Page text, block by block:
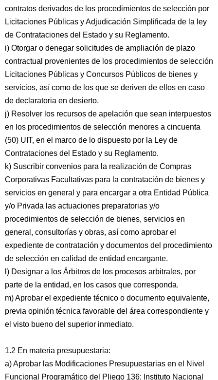
contratos derivados de los procedimientos de selección por
Licitaciones Públicas y Adjudicación Simplificada de la ley
de Contrataciones del Estado y su Reglamento.
i) Otorgar o denegar solicitudes de ampliación de plazo
contractual provenientes de los procedimientos de selección
Licitaciones Públicas y Concursos Públicos de bienes y
servicios, así como de los que se deriven de ellos en caso
de declaratoria en desierto.
j) Resolver los recursos de apelación que sean interpuestos
en los procedimientos de selección menores a cincuenta
(50) UIT, en el marco de lo dispuesto por la Ley de
Contrataciones del Estado y su Reglamento.
k) Suscribir convenios para la realización de Compras
Corporativas Facultativas para la contratación de bienes y
servicios en general y para encargar a otra Entidad Pública
y/o Privada las actuaciones preparatorias y/o
procedimientos de selección de bienes, servicios en
general, consultorías y obras, así como aprobar el
expediente de contratación y documentos del procedimiento
de selección en calidad de entidad encargante.
l) Designar a los Árbitros de los procesos arbitrales, por
parte de la entidad, en los casos que corresponda.
m) Aprobar el expediente técnico o documento equivalente,
previa opinión técnica favorable del área correspondiente y
el visto bueno del superior inmediato.
1.2 En materia presupuestaria:
a) Aprobar las Modificaciones Presupuestarias en el Nivel
Funcional Programático del Pliego 136: Instituto Nacional